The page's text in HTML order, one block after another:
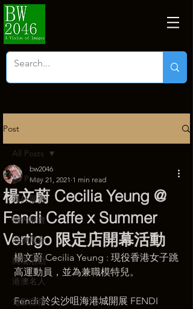
Post
All Posts
海外展會
國內展會
港澳展會
商塲活動
港澳名人
電影宣傳
All Posts
楊文蔚 Cecilia Yeung @
Fendi Caffe x Summer
Vertigo 限定店開幕活動
bw2046
May 21, 2021 1 min read
楊文蔚 Cecilia Yeung : 現役香港女子跳
高運動員，並為兼職模特兒。
Fendi 於尖沙咀海港城開展 FENDI